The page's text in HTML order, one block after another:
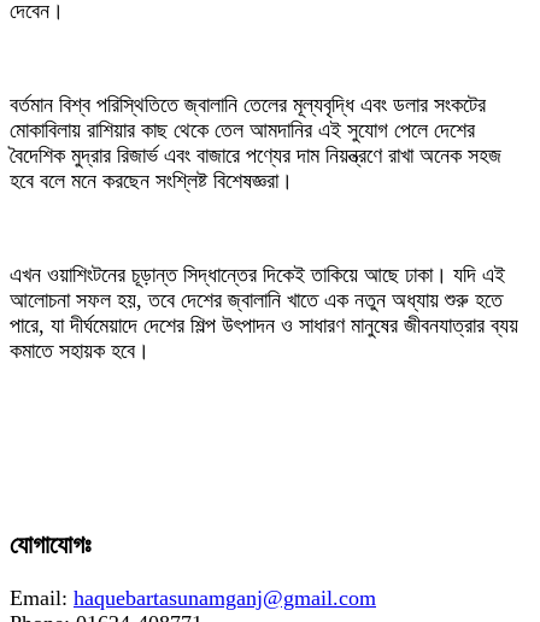
দেবেন।
বর্তমান বিশ্ব পরিস্থিতিতে জ্বালানি তেলের মূল্যবৃদ্ধি এবং ডলার সংকটের
মোকাবিলায় রাশিয়ার কাছ থেকে তেল আমদানির এই সুযোগ পেলে দেশের
বৈদেশিক মুদ্রার রিজার্ভ এবং বাজারে পণ্যের দাম নিয়ন্ত্রণে রাখা অনেক সহজ
হবে বলে মনে করছেন সংশ্লিষ্ট বিশেষজ্ঞরা।
‎এখন ওয়াশিংটনের চূড়ান্ত সিদ্ধান্তের দিকেই তাকিয়ে আছে ঢাকা। যদি এই
আলোচনা সফল হয়, তবে দেশের জ্বালানি খাতে এক নতুন অধ্যায় শুরু হতে
পারে, যা দীর্ঘমেয়াদে দেশের শিল্প উৎপাদন ও সাধারণ মানুষের জীবনযাত্রার ব্যয়
কমাতে সহায়ক হবে।
যোগাযোগঃ
Email: haquebartasunamganj@gmail.com